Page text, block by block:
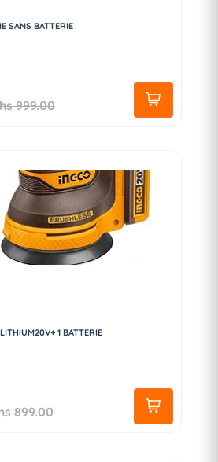
SANS BATTERIE
999.00
1 BATTERIE
899.00